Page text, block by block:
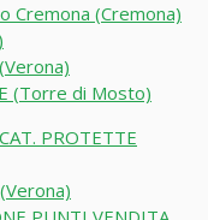
Cremona (Cremona)
(Torre di Mosto)
PROTETTE